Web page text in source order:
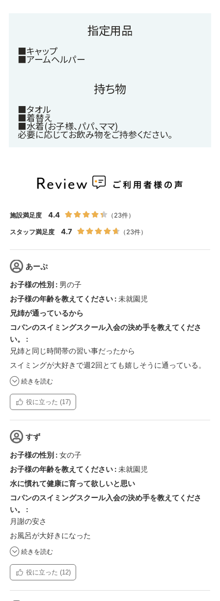
指定用品
■キャップ
■アームヘルパー
持ち物
■タオル
■着替え
■水着(お子様、パパ、ママ)
必要に応じてお飲み物をご持参ください。